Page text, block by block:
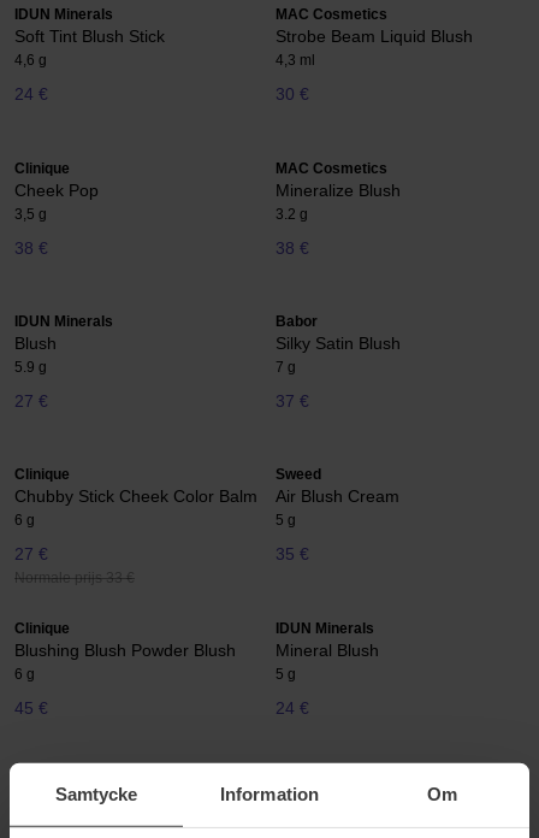
Samtycke Information Om
IDUN Minerals
Soft Tint Blush Stick
4,6 g
24 €
MAC Cosmetics
Strobe Beam Liquid Blush
4,3 ml
30 €
Clinique
Cheek Pop
3,5 g
38 €
MAC Cosmetics
Mineralize Blush
3.2 g
38 €
IDUN Minerals
Blush
5.9 g
27 €
Babor
Silky Satin Blush
7 g
37 €
Clinique
Chubby Stick Cheek Color Balm
6 g
27 €
Normale prijs 33 €
Sweed
Air Blush Cream
5 g
35 €
Clinique
Blushing Blush Powder Blush
6 g
45 €
IDUN Minerals
Mineral Blush
5 g
24 €
Blush Subtil
5,1 g
Sheer Cheek Gel
12.75 g